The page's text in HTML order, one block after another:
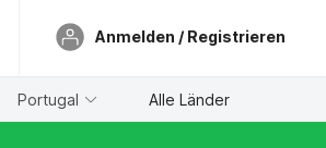
Anmelden / Registrieren
Portugal Alle Länder